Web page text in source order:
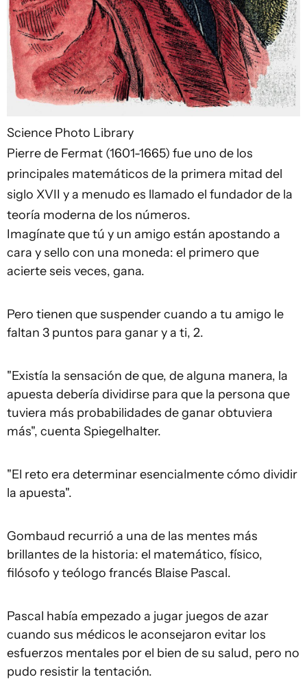
Science Photo Library
Pierre de Fermat (1601-1665) fue uno de los
principales matemáticos de la primera mitad del
siglo XVII y a menudo es llamado el fundador de la
teoría moderna de los números.
Imagínate que tú y un amigo están apostando a
cara y sello con una moneda: el primero que
acierte seis veces, gana.
Pero tienen que suspender cuando a tu amigo le
faltan 3 puntos para ganar y a ti, 2.
"Existía la sensación de que, de alguna manera, la
apuesta debería dividirse para que la persona que
tuviera más probabilidades de ganar obtuviera
más", cuenta Spiegelhalter.
"El reto era determinar esencialmente cómo dividir
la apuesta".
Gombaud recurrió a una de las mentes más
brillantes de la historia: el matemático, físico,
filósofo y teólogo francés Blaise Pascal.
Pascal había empezado a jugar juegos de azar
cuando sus médicos le aconsejaron evitar los
esfuerzos mentales por el bien de su salud, pero no
pudo resistir la tentación.